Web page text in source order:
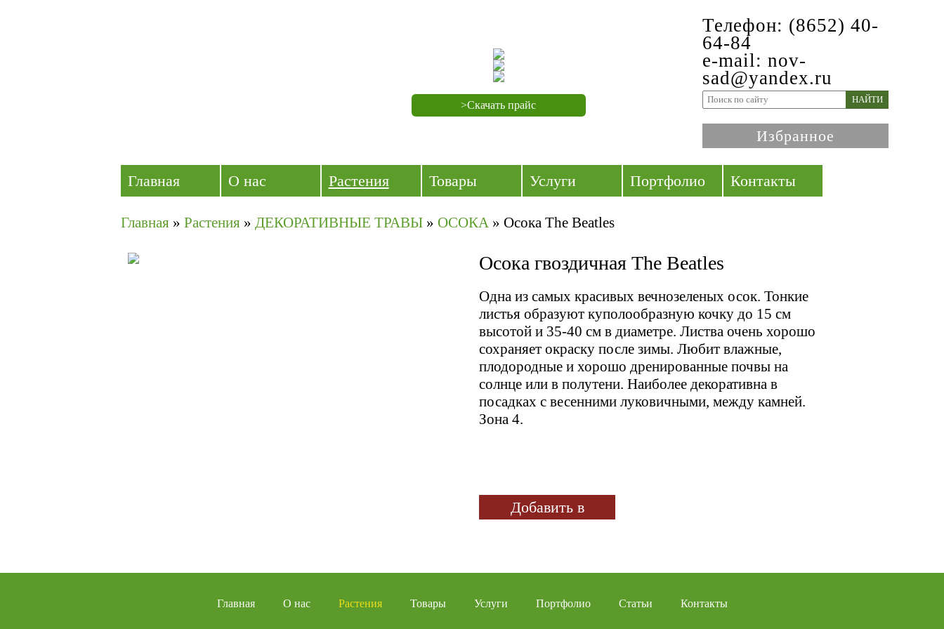
>Скачать прайс
Телефон: (8652) 40-
64-84
e-mail: nov-
sad@yandex.ru
НАЙТИ
Избранное
Главная О нас Растения Товары Услуги Портфолио Контакты
Главная » Растения » ДЕКОРАТИВНЫЕ ТРАВЫ » ОСОКА » Осока The Beatles
Осока гвоздичная The Beatles
Одна из самых красивых вечнозеленых осок. Тонкие
листья образуют куполообразную кочку до 15 см
высотой и 35-40 см в диаметре. Листва очень хорошо
сохраняет окраску после зимы. Любит влажные,
плодородные и хорошо дренированные почвы на
солнце или в полутени. Наиболее декоративна в
посадках с весенними луковичными, между камней.
Зона 4.
Добавить в
Главная О нас Растения Товары Услуги Портфолио Статьи Контакты